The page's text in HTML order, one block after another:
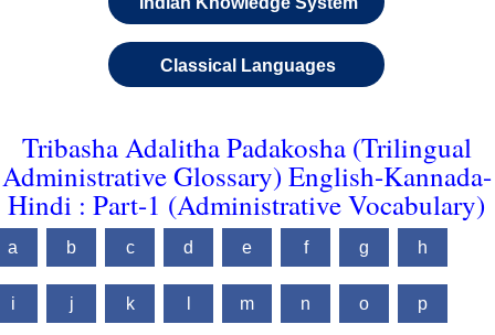
Classical Languages
Tribasha Adalitha Padakosha (Trilingual
Administrative Glossary) English-Kannada-
Hindi : Part-1 (Administrative Vocabulary)
a b c d e f g h
i j k m n o p